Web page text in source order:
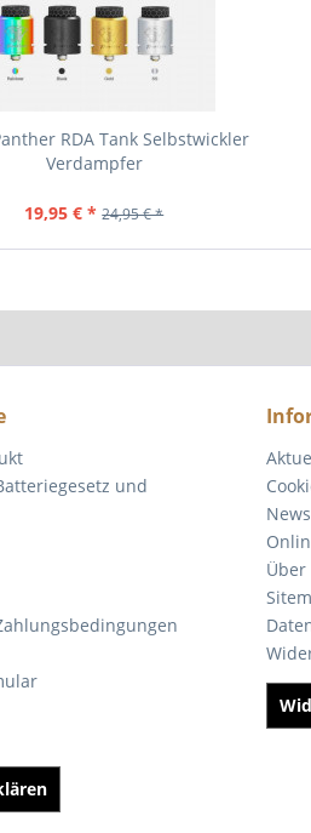
RDA Tank Selbstwickler
Verdampfer
19,95 € * 24,95 € *
und
Über